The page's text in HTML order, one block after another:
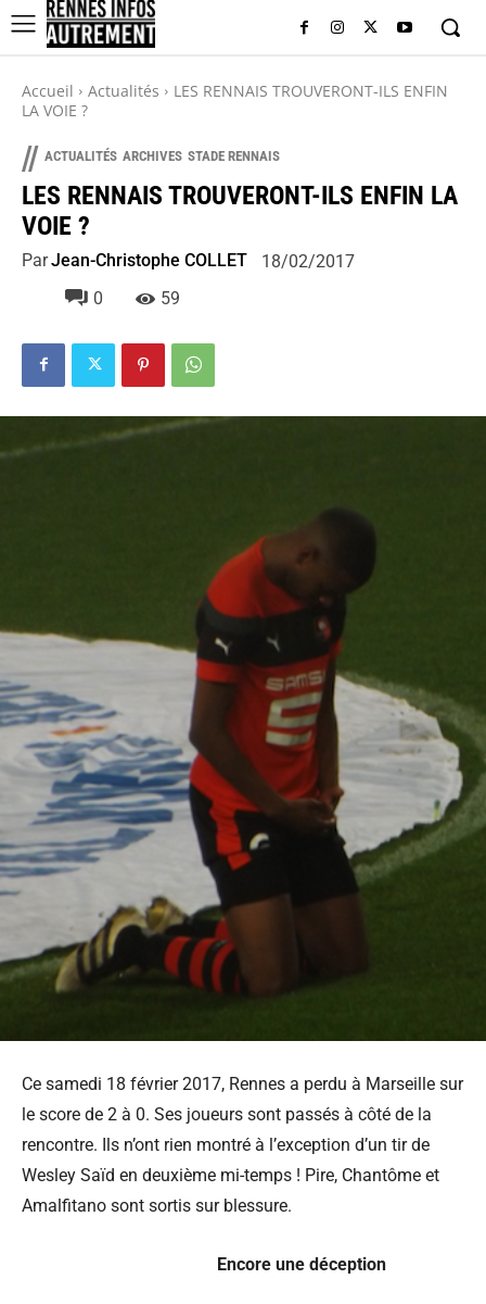
Accueil Actualités
LES RENNAIS TROUVERONT-ILS ENFIN
LA VOIE ?
// ACTUALITÉS ARCHIVES STADE RENNAIS
LES RENNAIS TROUVERONT-ILS ENFIN LA
VOIE ?
ParJean-Christophe COLLET
18/02/2017
0
59
Ce samedi 18 février 2017, Rennes a perdu à Marseille sur
le score de 2 à 0. Ses joueurs sont passés à côté de la
rencontre. Ils n’ont rien montré à l’exception d’un tir de
Wesley Saïd en deuxième mi-temps ! Pire, Chantôme et
Amalfitano sont sortis sur blessure.
Encore une déception